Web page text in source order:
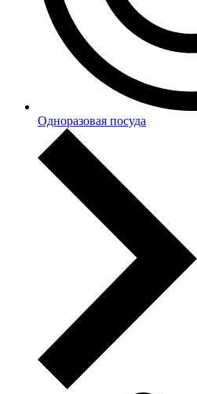
Одноразовая посуда